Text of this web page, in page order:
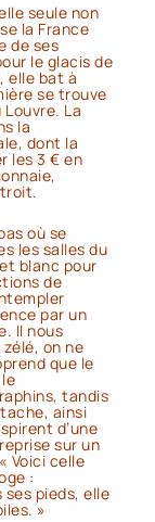
seule non
la France
de ses
le glacis de
elle bat à
se trouve
La
la
dont la
les 3 € en
où se
les salles du
blanc pour
de
par un
Il nous
on ne
que le
tandis
ainsi
d’une
sur un
« Voici celle
:
ses pieds, elle
»